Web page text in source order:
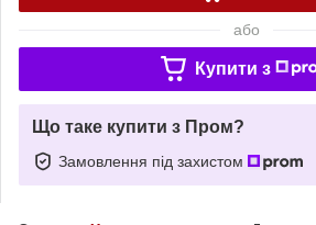
або
Купити з
Що таке купити з Пром?
Замовлення під захистом